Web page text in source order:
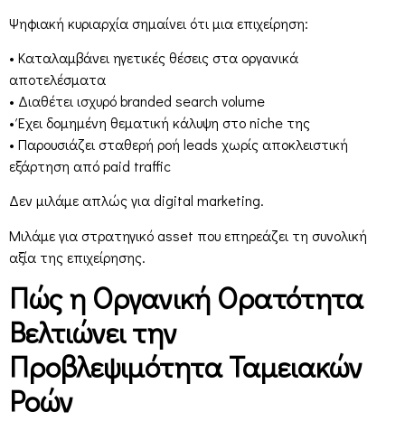
Ψηφιακή κυριαρχία σημαίνει ότι μια επιχείρηση:
• Καταλαμβάνει ηγετικές θέσεις στα οργανικά
αποτελέσματα
• Διαθέτει ισχυρό branded search volume
• Έχει δομημένη θεματική κάλυψη στο niche της
• Παρουσιάζει σταθερή ροή leads χωρίς αποκλειστική
εξάρτηση από paid traffic
Δεν μιλάμε απλώς για digital marketing.
Μιλάμε για στρατηγικό asset που επηρεάζει τη συνολική
αξία της επιχείρησης.
Πώς η Οργανική Ορατότητα
Βελτιώνει την
Προβλεψιμότητα Ταμειακών
Ροών